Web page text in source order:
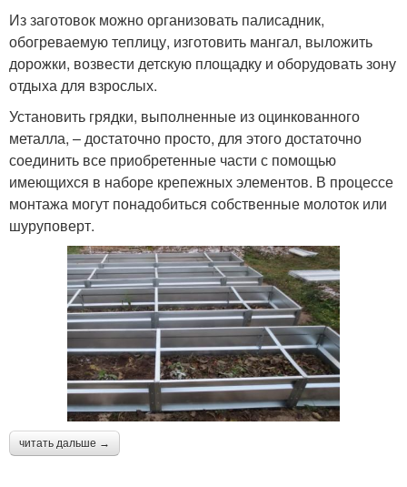
Из заготовок можно организовать палисадник,
обогреваемую теплицу, изготовить мангал, выложить
дорожки, возвести детскую площадку и оборудовать зону
отдыха для взрослых.
Установить грядки, выполненные из оцинкованного
металла, – достаточно просто, для этого достаточно
соединить все приобретенные части с помощью
имеющихся в наборе крепежных элементов. В процессе
монтажа могут понадобиться собственные молоток или
шуруповерт.
читать дальше →